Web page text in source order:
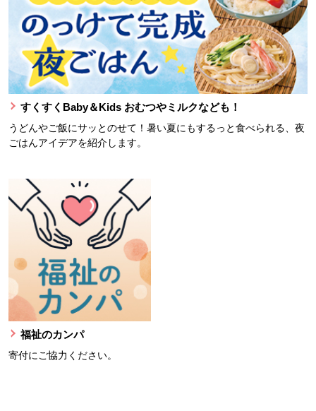
すくすくBaby＆Kids おむつやミルクなども！
うどんやご飯にサッとのせて！暑い夏にもするっと食べられる、夜
ごはんアイデアを紹介します。
福祉のカンパ
寄付にご協力ください。